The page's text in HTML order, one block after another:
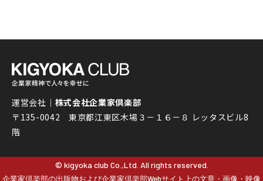
運営会社｜ 株式会社企業家倶楽部
〒135-0042 東京都江東区木場３－１６－８ レッタスビル8
階
© kigyoka club Co.,Ltd. All rights reserved.
企業家倶楽部の出版物および企業家倶楽部Webサイト上の文章・画像・映像